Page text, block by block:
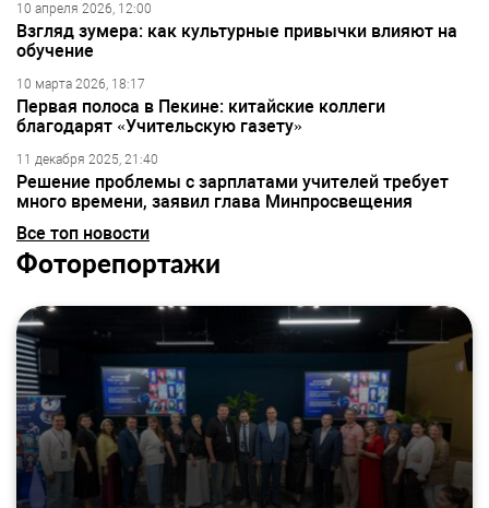
10 апреля 2026, 12:00
Взгляд зумера: как культурные привычки влияют на
обучение
10 марта 2026, 18:17
Первая полоса в Пекине: китайские коллеги
благодарят «Учительскую газету»
11 декабря 2025, 21:40
Решение проблемы с зарплатами учителей требует
много времени, заявил глава Минпросвещения
Все топ новости
Фоторепортажи